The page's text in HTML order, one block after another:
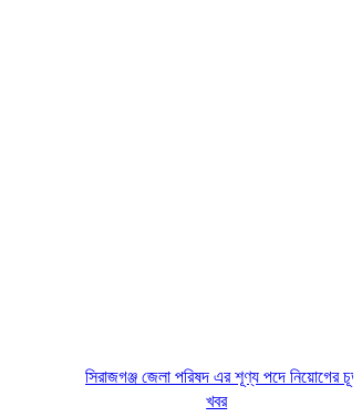
সিরাজগঞ্জ জেলা পরিষদ এর শূণ্য পদে নিয়োগের চূড়ান্ত
খবর